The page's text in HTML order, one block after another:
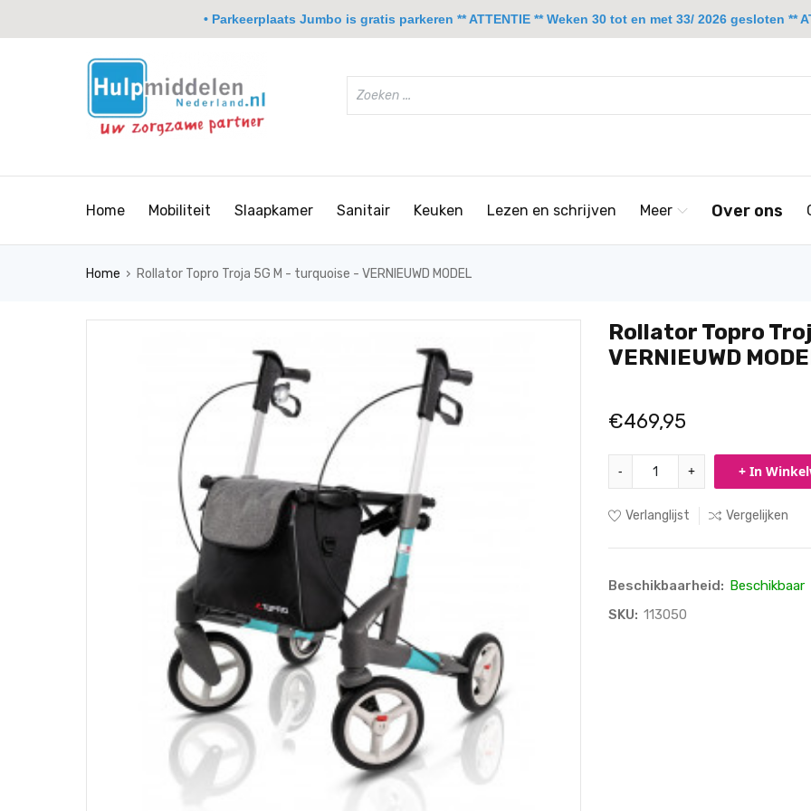
Home Mobiliteit Slaapkamer Sanitair Keuken Lezen en schrijven Meer Over ons
Home › Rollator Topro Troja 5G M - turquoise - VERNIEUWD MODEL
Rollator Topro
VERNIEUWD
€469,95
- + + In
Verlanglijst Vergelijken
Beschikbaarheid: Beschikbaar
SKU: 113050
• Parkeerplaats Jumbo is gratis parkeren ** ATTENTIE ** Weken 30 tot en met 33/ 2026 gesloten **